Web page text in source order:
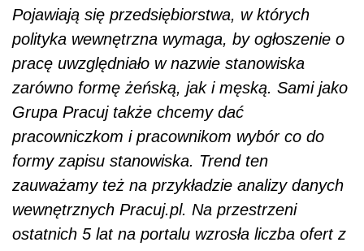
Pojawiają się przedsiębiorstwa, w których
polityka wewnętrzna wymaga, by ogłoszenie o
pracę uwzględniało w nazwie stanowiska
zarówno formę żeńską, jak i męską. Sami jako
Grupa Pracuj także chcemy dać
pracowniczkom i pracownikom wybór co do
formy zapisu stanowiska. Trend ten
zauważamy też na przykładzie analizy danych
wewnętrznych Pracuj.pl. Na przestrzeni
ostatnich 5 lat na portalu wzrosła liczba ofert z